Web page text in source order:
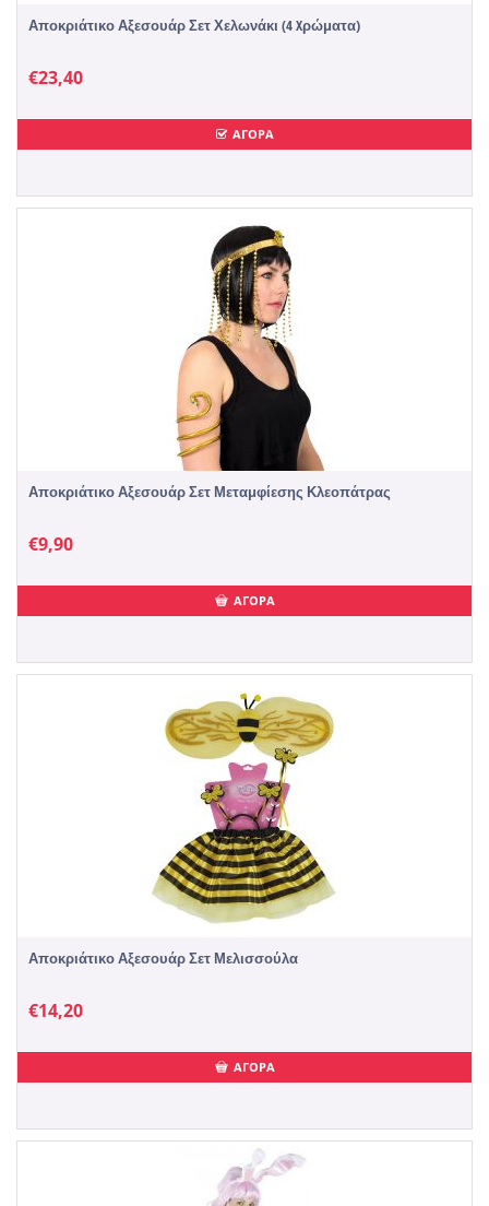
Αποκριάτικο Αξεσουάρ Σετ Χελωνάκι (4 Xρώματα)
€23,40
ΑΓΟΡΑ
Αποκριάτικο Αξεσουάρ Σετ Μεταμφίεσης Κλεοπάτρας
€9,90
ΑΓΟΡΑ
Αποκριάτικο Αξεσουάρ Σετ Μελισσούλα
€14,20
ΑΓΟΡΑ